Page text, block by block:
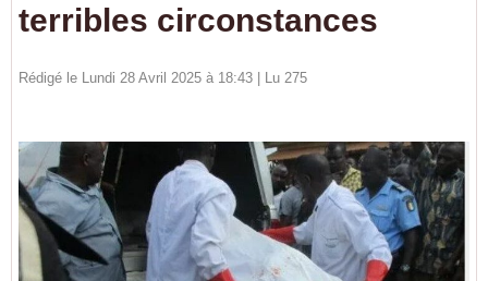
terribles circonstances
Rédigé le Lundi 28 Avril 2025 à 18:43 | Lu 275